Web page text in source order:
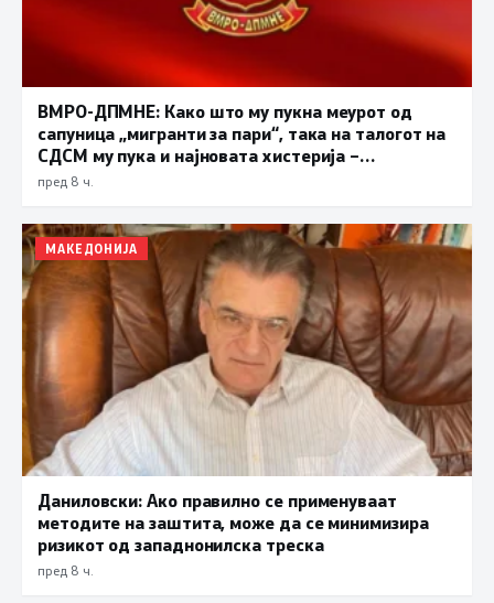
ВМРО-ДПМНЕ: Како што му пукна меурот од
сапуница „мигранти за пари“, така на талогот на
СДСМ му пука и најновата хистерија –
прифаќање на француски предлог
пред 8 ч.
МАКЕДОНИЈА
Даниловски: Ако правилно се применуваат
методите на заштита, може да се минимизира
ризикот од западнонилска треска
пред 8 ч.